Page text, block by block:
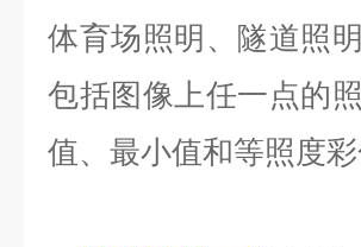
体育场照明、隧道照
包括图像上任一点的照
值、最小值和等照度